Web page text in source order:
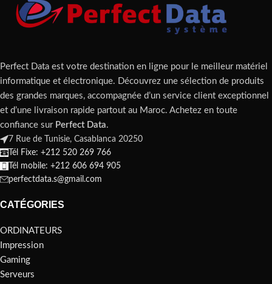
Perfect Data est votre destination en ligne pour le meilleur matériel
informatique et électronique. Découvrez une sélection de produits
des grandes marques, accompagnée d’un service client exceptionnel
et d’une livraison rapide partout au Maroc. Achetez en toute
confiance sur Perfect Data.
7 Rue de Tunisie, Casablanca 20250
Tél Fixe: +212 520 269 766
Tél mobile: +212 606 694 905
perfectdata.s@gmail.com
CATÉGORIES
ORDINATEURS
Impression
Gaming
Serveurs